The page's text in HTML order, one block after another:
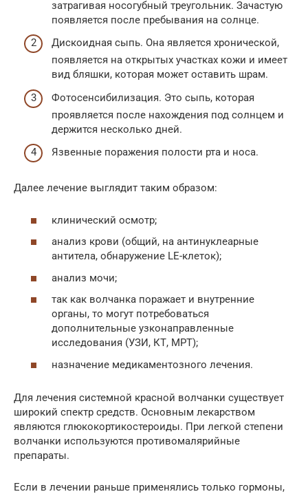
затрагивая носогубный треугольник. Зачастую
появляется после пребывания на солнце.
Дискоидная сыпь. Она является хронической,
появляется на открытых участках кожи и имеет
вид бляшки, которая может оставить шрам.
Фотосенсибилизация. Это сыпь, которая
проявляется после нахождения под солнцем и
держится несколько дней.
Язвенные поражения полости рта и носа.
Далее лечение выглядит таким образом:
клинический осмотр;
анализ крови (общий, на антинуклеарные
антитела, обнаружение LE-клеток);
анализ мочи;
так как волчанка поражает и внутренние
органы, то могут потребоваться
дополнительные узконаправленные
исследования (УЗИ, КТ, МРТ);
назначение медикаментозного лечения.
Для лечения системной красной волчанки существует
широкий спектр средств. Основным лекарством
являются глюкокортикостероиды. При легкой степени
волчанки используются противомалярийные
препараты.
Если в лечении раньше применялись только гормоны,